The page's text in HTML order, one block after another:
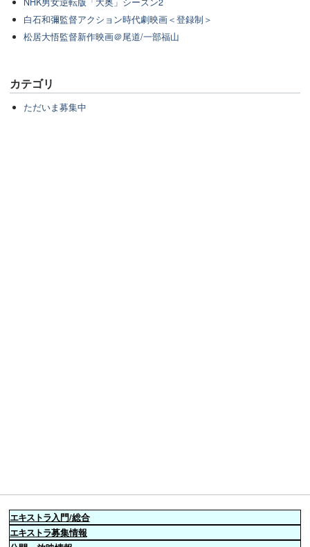
白石和彌監督アクション時代劇映画＜登録制＞
松居大悟監督新作映画＠尾道/一部福山
カテゴリ
ただいま募集中
エキストラ入門/総合
エキストラ募集情報